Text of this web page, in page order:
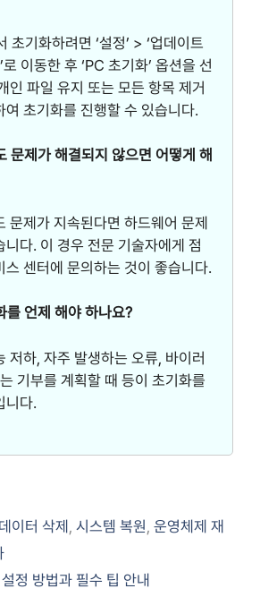
초기화하려면 ‘설정’ > ‘업데이트
로 이동한 후 ‘PC 초기화’ 옵션을 선
인 파일 유지 또는 모든 항목 제거
여 초기화를 진행할 수 있습니다.
문제가 해결되지 않으면 어떻게 해
문제가 지속된다면 하드웨어 문제
니다. 이 경우 전문 기술자에게 점
스 센터에 문의하는 것이 좋습니다.
를 언제 해야 하나요?
저하, 자주 발생하는 오류, 바이러
기부를 계획할 때 등이 초기화를
니다.
데이터 삭제 ,시스템 복원,운영체제 재
정 방법과 필수 팁 안내